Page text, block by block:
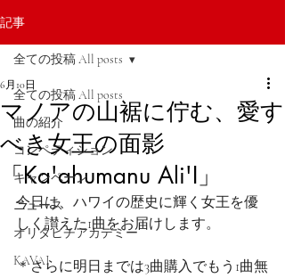
記事
全ての投稿 All posts
曲の紹介
コンペティション
キャンペーン
ニュース
オリタヒチアカデミー
KAVAI
全ての投稿 All posts
マノアの山裾に佇む、愛す
べき女王の面影
「Ka'ahumanu Ali'I」
6月10日
今日は、ハワイの歴史に輝く女王を優
しく讃えた1曲をお届けします。
＊さらに明日までは3曲購入でもう1曲無